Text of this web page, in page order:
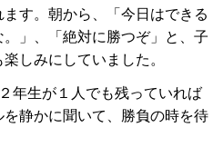
す。朝から、「今日はできる
」、「絶対に勝つぞ」と、子
しみにしていました。
年生が１人でも残っていれば
静かに聞いて、勝負の時を待